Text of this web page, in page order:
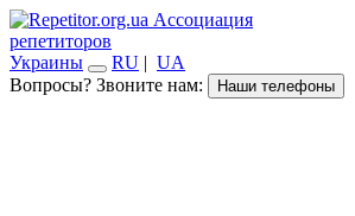
Ассоциация
репетиторов
Украины
RU | UA
Вопросы? Звоните нам:
Наши телефоны